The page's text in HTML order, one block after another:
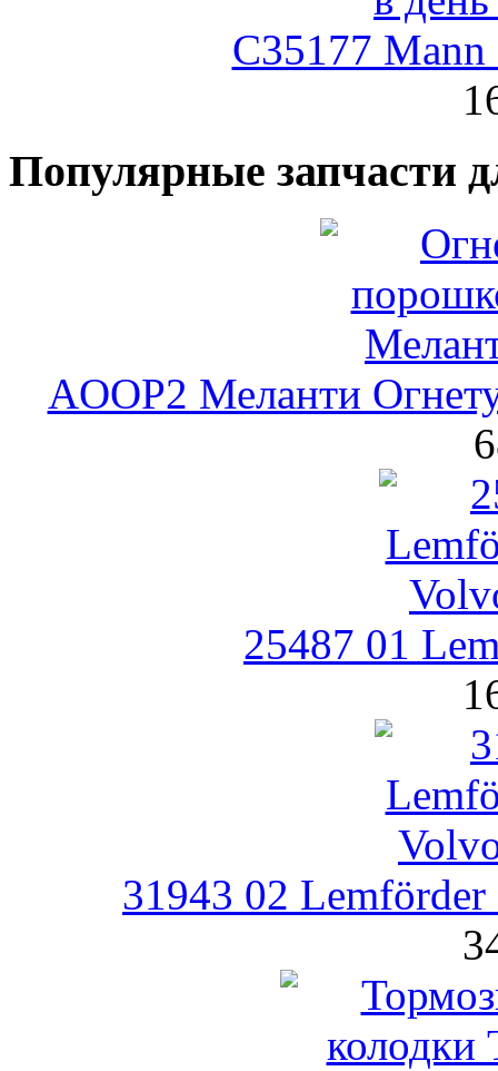
C35177
Популярные запчасти
AOOP2 Меланти
25487 01
31943 02 Lemförder